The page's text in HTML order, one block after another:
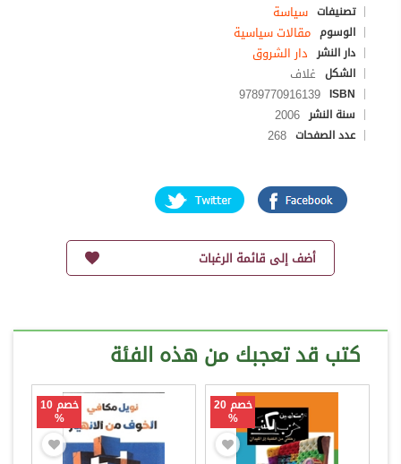
تصنيفات سياسة
الوسوم مقالات سياسية
دار النشر دار الشروق
الشكل غلاف
ISBN
9789770916139
سنة النشر 2006
عدد الصفحات 268
أضف إلى قائمة الرغبات
كتب قد تعجبك من هذه الفئة
خصم 20
%
خصم 10
%